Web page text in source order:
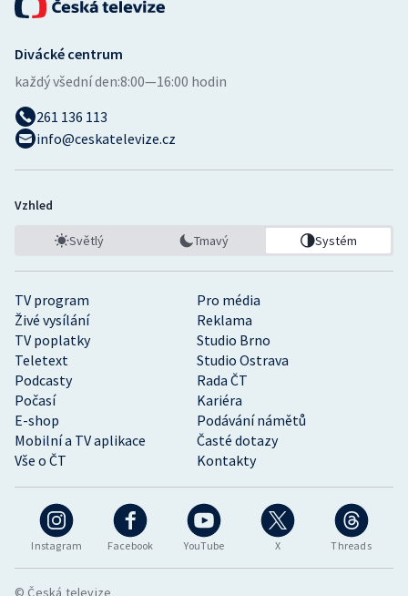
Instagram Facebook YouTube X Threads
TV program
Pro média
Živé vysílání
Reklama
TV poplatky
Studio Brno
Teletext
Studio Ostrava
Podcasty
Rada ČT
Počasí
Kariéra
E-shop
Podávání námětů
Mobilní a TV aplikace
Časté dotazy
Vše o ČT
Kontakty
Divácké centrum
každý všední den:8:00—16:00 hodin
261 136 113
info@ceskatelevize.cz
Vzhled
Světlý Tmavý Systém
© Česká televize